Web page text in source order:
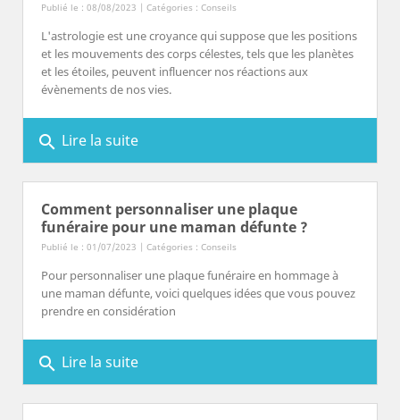
Publié le : 08/08/2023 | Catégories : Conseils
L'astrologie est une croyance qui suppose que les positions
et les mouvements des corps célestes, tels que les planètes
et les étoiles, peuvent influencer nos réactions aux
évènements de nos vies.
search Lire la suite
Comment personnaliser une plaque
funéraire pour une maman défunte ?
Publié le : 01/07/2023 | Catégories : Conseils
Pour personnaliser une plaque funéraire en hommage à
une maman défunte, voici quelques idées que vous pouvez
prendre en considération
search Lire la suite